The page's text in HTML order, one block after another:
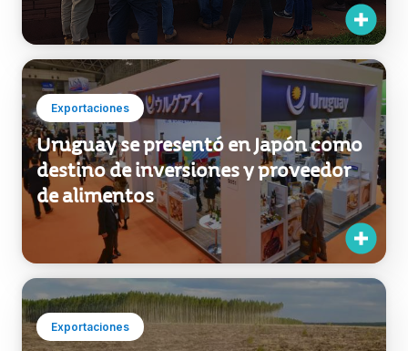
Exportaciones
Uruguay se presentó en Japón como
destino de inversiones y proveedor
de alimentos
Exportaciones